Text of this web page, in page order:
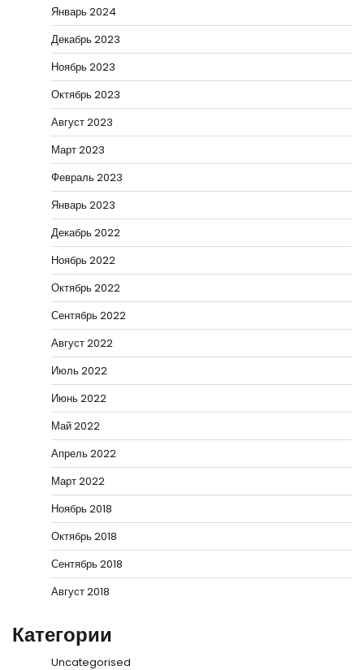
Январь 2024
Декабрь 2023
Ноябрь 2023
Октябрь 2023
Август 2023
Март 2023
Февраль 2023
Январь 2023
Декабрь 2022
Ноябрь 2022
Октябрь 2022
Сентябрь 2022
Август 2022
Июль 2022
Июнь 2022
Май 2022
Апрель 2022
Март 2022
Ноябрь 2018
Октябрь 2018
Сентябрь 2018
Август 2018
Категории
Uncategorised